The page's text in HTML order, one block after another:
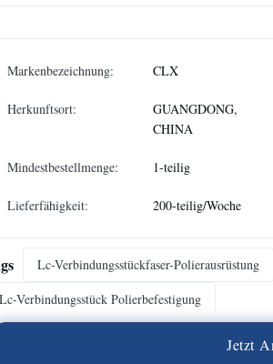
Markenbezeichnung: CLX
Herkunftsort:
GUANGDONG,
CHINA
Mindestbestellmenge: 1-teilig
Lieferfähigkeit: 200-teilig/Woche
Lc-Verbindungsstückfaser-Polierausrüstung
Lc-Verbindungsstück Polierbefestigung
Jetzt A